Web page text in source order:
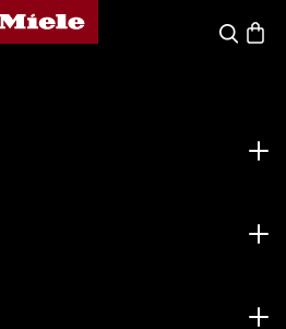
Homepage
Suche